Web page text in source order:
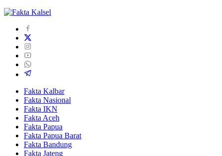
Fakta Kalbar
Fakta Nasional
Fakta IKN
Fakta Aceh
Fakta Papua
Fakta Papua Barat
Fakta Bandung
Fakta Jateng